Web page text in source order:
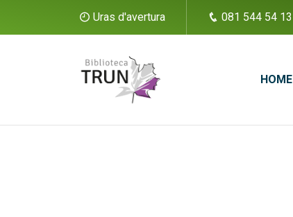
Uras d'avertura 081 544 54 13
HOME